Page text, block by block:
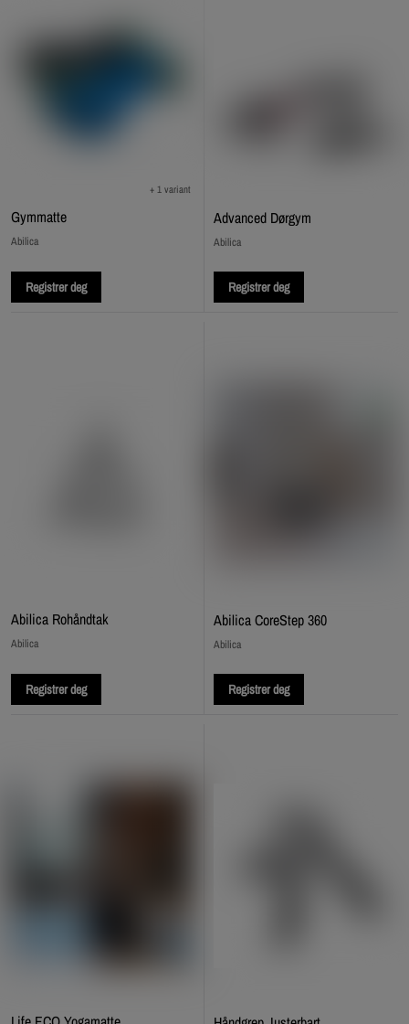
Gymmatte
+ 1 variant
Abilica
Registrer deg
Advanced Dørgym
Abilica
Registrer deg
Abilica Rohåndtak
Abilica
Registrer deg
Abilica CoreStep 360
Abilica
Registrer deg